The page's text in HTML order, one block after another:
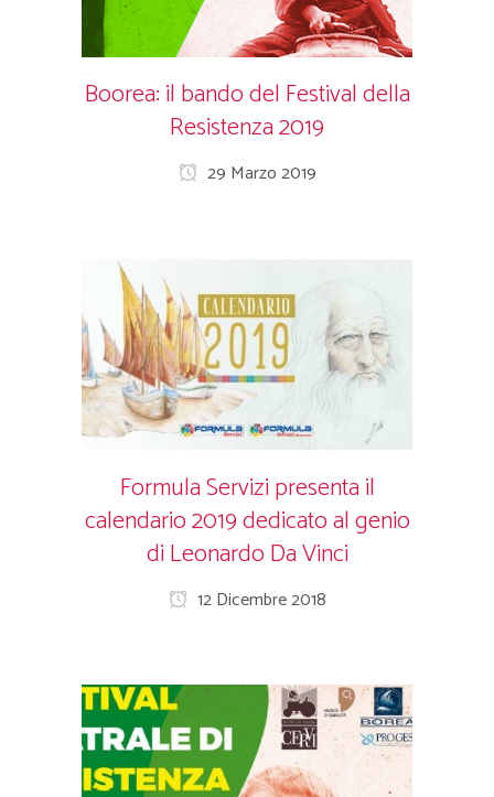
Boorea: il bando del Festival della
Resistenza 2019
29 Marzo 2019
Formula Servizi presenta il
calendario 2019 dedicato al genio
di Leonardo Da Vinci
12 Dicembre 2018